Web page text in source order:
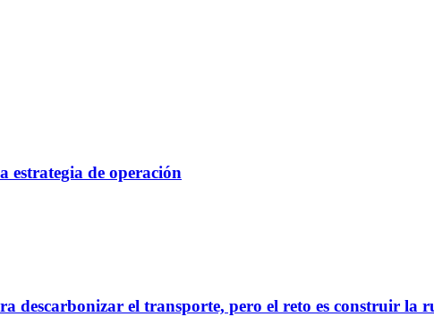
estrategia de operación
descarbonizar el transporte, pero el reto es construir la